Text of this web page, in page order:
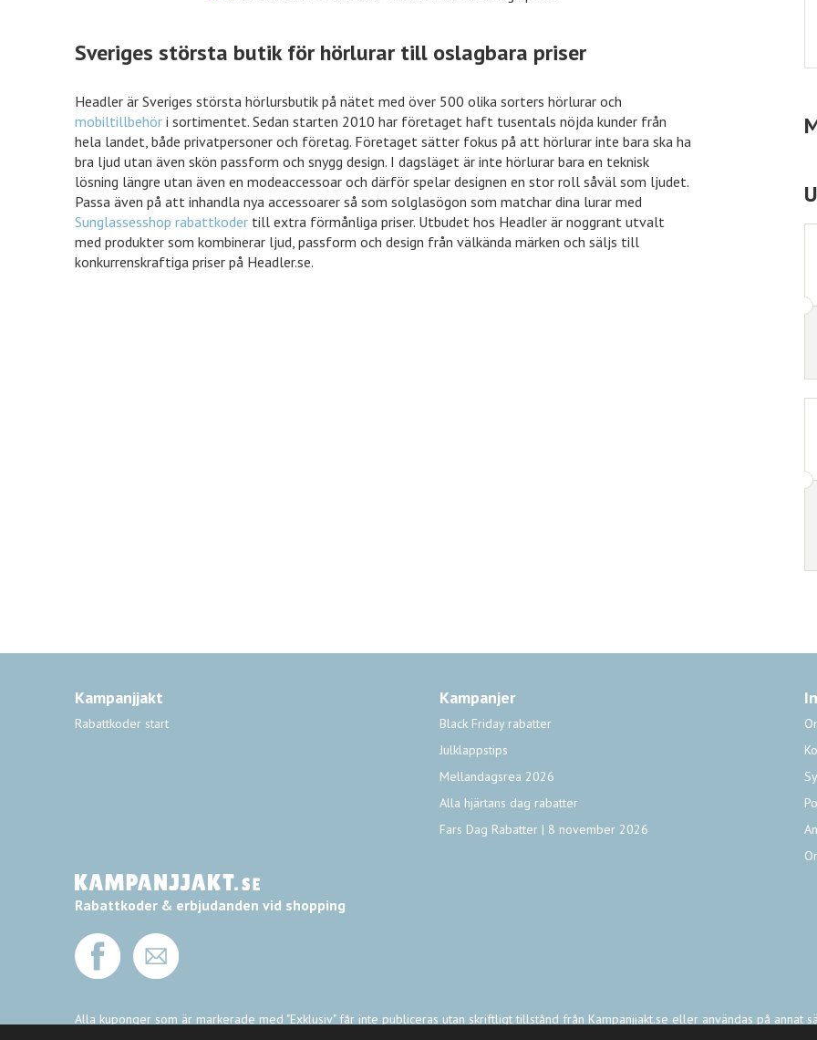
Sveriges största butik för hörlurar till oslagbara priser
Headler är Sveriges största hörlursbutik på nätet med över 500 olika sorters hörlurar och
mobiltillbehör i sortimentet. Sedan starten 2010 har företaget haft tusentals nöjda kunder från
hela landet, både privatpersoner och företag. Företaget sätter fokus på att hörlurar inte bara ska ha
bra ljud utan även skön passform och snygg design. I dagsläget är inte hörlurar bara en teknisk
lösning längre utan även en modeaccessoar och därför spelar designen en stor roll såväl som ljudet.
Passa även på att inhandla nya accessoarer så som solglasögon som matchar dina lurar med
Sunglassesshop rabattkoder till extra förmånliga priser. Utbudet hos Headler är noggrant utvalt
med produkter som kombinerar ljud, passform och design från välkända märken och säljs till
konkurrenskraftiga priser på Headler.se.
Kampanjjakt Kampanjer
Black Friday rabatter
Julklappstips
Mellandagsrea 2026
Alla hjärtans dag rabatter